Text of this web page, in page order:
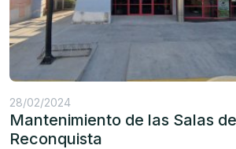
28/02/2024
Mantenimiento de las Salas
Reconquista